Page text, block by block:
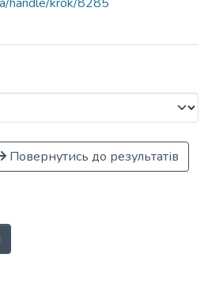
Повернутись до результатів